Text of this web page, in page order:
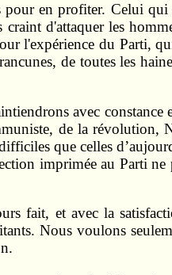
en profiter. Celui qui
d'attaquer les
l'expérience du Parti,
de toutes les
avec constance
de la révolution,
que celles
imprimée au Parti ne
fait, et avec la
Nous voulons